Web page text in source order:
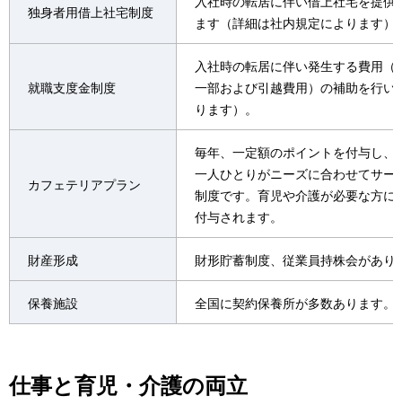
独身者用借上社宅制度
ます（詳細は社内規定によります）
就職支度金制度
入社時の転居に伴い発生する費用
一部および引越費用）の補助を行い
ります）。
カフェテリアプラン
毎年、一定額のポイントを付与し、
一人ひとりがニーズに合わせてサー
制度です。育児や介護が必要な方に
付与されます。
財産形成 財形貯蓄制度、従業員持株会があり
保養施設 全国に契約保養所が多数あります。
仕事と育児・介護の両立